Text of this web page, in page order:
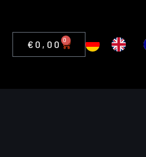
€ 0,00 0